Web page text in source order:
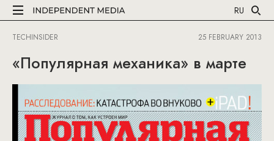
RU
TECHINSIDER 25 FEBRUARY 2013
«Популярная механика» в марте